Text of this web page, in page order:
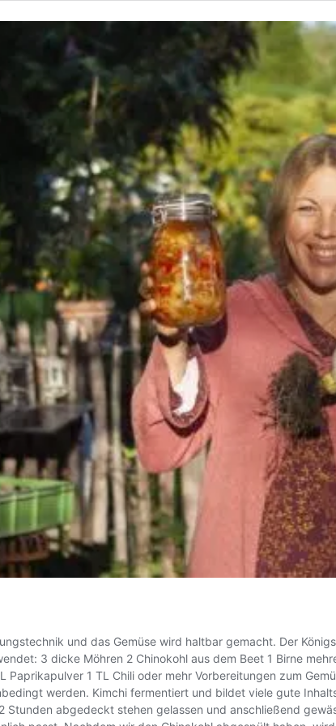
und das Gemüse wird haltbar gemacht. Der
3 dicke Möhren 2 Chinokohl aus dem Beet 1 Birne
1 TL Chili oder mehr Vorbereitungen zum
werden. Kimchi fermentiert und bildet viele gute
abgedeckt stehen gelassen und anschließend